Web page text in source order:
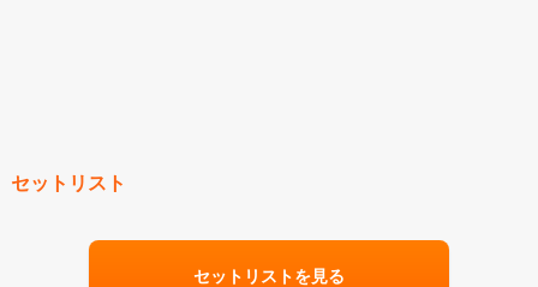
セットリスト
セットリストを見る